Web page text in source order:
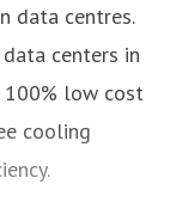
data centres.
centers in
100% low cost
cooling